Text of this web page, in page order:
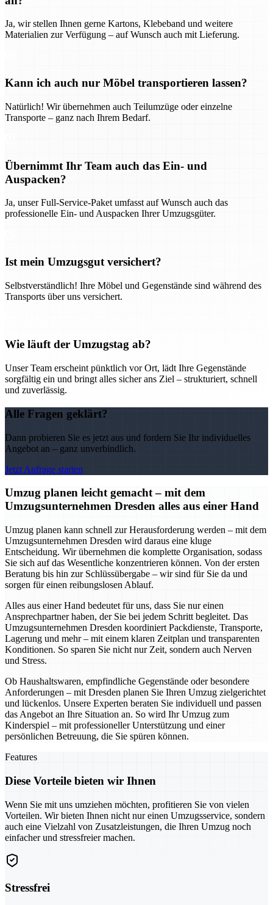
Ja, wir stellen Ihnen gerne Kartons, Klebeband und weitere
Materialien zur Verfügung – auf Wunsch auch mit Lieferung.
Kann ich auch nur Möbel transportieren lassen?
Natürlich! Wir übernehmen auch Teilumzüge oder einzelne
Transporte – ganz nach Ihrem Bedarf.
Übernimmt Ihr Team auch das Ein- und
Auspacken?
Ja, unser Full-Service-Paket umfasst auf Wunsch auch das
professionelle Ein- und Auspacken Ihrer Umzugsgüter.
Ist mein Umzugsgut versichert?
Selbstverständlich! Ihre Möbel und Gegenstände sind während des
Transports über uns versichert.
Wie läuft der Umzugstag ab?
Unser Team erscheint pünktlich vor Ort, lädt Ihre Gegenstände
sorgfältig ein und bringt alles sicher ans Ziel – strukturiert, schnell
und zuverlässig.
Alle Fragen geklärt?
Dann probieren Sie es jetzt aus und fordern Sie Ihr individuelles
Angebot an – ganz unverbindlich.
Jetzt Anfrage starten
Umzug planen leicht gemacht – mit dem
Umzugsunternehmen Dresden alles aus einer Hand
Umzug planen kann schnell zur Herausforderung werden – mit dem
Umzugsunternehmen Dresden wird daraus eine kluge
Entscheidung. Wir übernehmen die komplette Organisation, sodass
Sie sich auf das Wesentliche konzentrieren können. Von der ersten
Beratung bis hin zur Schlüssübergabe – wir sind für Sie da und
sorgen für einen reibungslosen Ablauf.
Alles aus einer Hand bedeutet für uns, dass Sie nur einen
Ansprechpartner haben, der Sie bei jedem Schritt begleitet. Das
Umzugsunternehmen Dresden koordiniert Packdienste, Transporte,
Lagerung und mehr – mit einem klaren Zeitplan und transparenten
Konditionen. So sparen Sie nicht nur Zeit, sondern auch Nerven
und Stress.
Ob Haushaltswaren, empfindliche Gegenstände oder besondere
Anforderungen – mit Dresden planen Sie Ihren Umzug zielgerichtet
und lückenlos. Unsere Experten beraten Sie individuell und passen
das Angebot an Ihre Situation an. So wird Ihr Umzug zum
Kinderspiel – mit professioneller Unterstützung und einer
persönlichen Betreuung, die Sie spüren können.
Features
Diese Vorteile bieten wir Ihnen
Wenn Sie mit uns umziehen möchten, profitieren Sie von vielen
Vorteilen. Wir bieten Ihnen nicht nur einen Umzugsservice, sondern
auch eine Vielzahl von Zusatzleistungen, die Ihren Umzug noch
einfacher und stressfreier machen.
Stressfrei